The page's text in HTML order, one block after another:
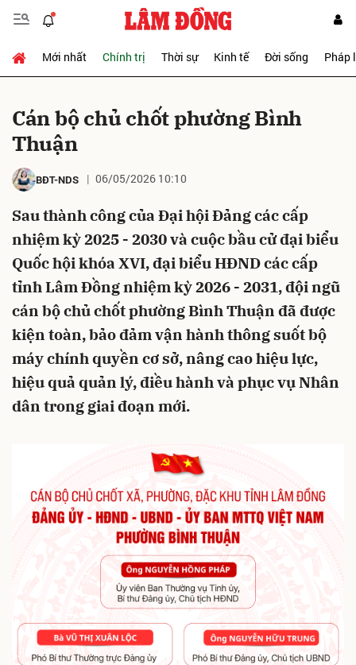
Mới nhất Chính trị Thời sự Kinh tế Đời sống Pháp
Cán bộ chủ chốt phường Bình
Thuận
BĐT-NDS 06/05/2026 10:10
Sau thành công của Đại hội Đảng các cấp
nhiệm kỳ 2025 - 2030 và cuộc bầu cử đại biểu
Quốc hội khóa XVI, đại biểu HĐND các cấp
tỉnh Lâm Đồng nhiệm kỳ 2026 - 2031, đội ngũ
cán bộ chủ chốt phường Bình Thuận đã được
kiện toàn, bảo đảm vận hành thông suốt bộ
máy chính quyền cơ sở, nâng cao hiệu lực,
hiệu quả quản lý, điều hành và phục vụ Nhân
dân trong giai đoạn mới.
Gửi bình luận
Hủy Gửi